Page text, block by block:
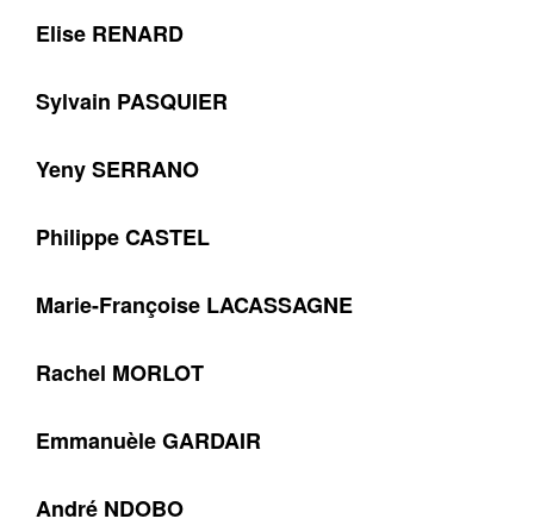
Elise RENARD
Sylvain PASQUIER
Yeny SERRANO
Philippe CASTEL
Marie-Françoise LACASSAGNE
Rachel MORLOT
Emmanuèle GARDAIR
André NDOBO